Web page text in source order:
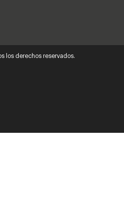
los derechos reservados.